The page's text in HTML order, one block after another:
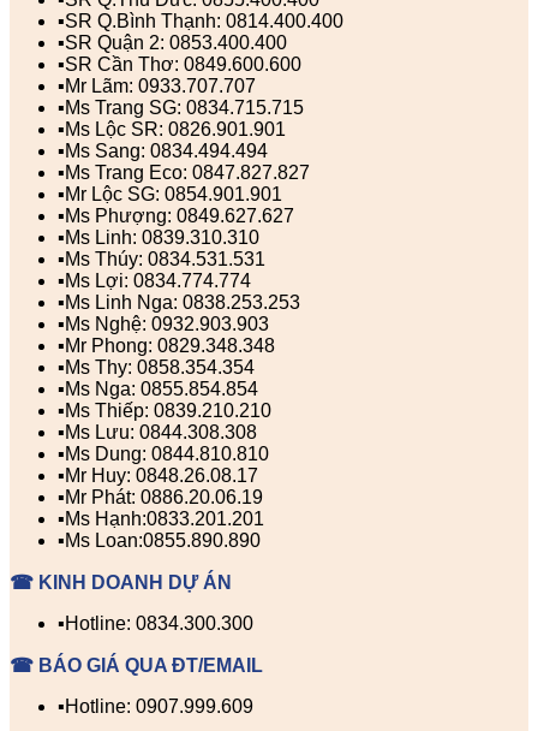
▪️SR Q.Bình Thạnh: 0814.400.400
▪️SR Quận 2: 0853.400.400
▪️SR Cần Thơ: 0849.600.600
▪️Mr Lãm: 0933.707.707
▪️Ms Trang SG: 0834.715.715
▪️Ms Lộc SR: 0826.901.901
▪️Ms Sang: 0834.494.494
▪️Ms Trang Eco: 0847.827.827
▪️Mr Lộc SG: 0854.901.901
▪️Ms Phượng: 0849.627.627
▪️Ms Linh: 0839.310.310
▪️Ms Thúy: 0834.531.531
▪️Ms Lợi: 0834.774.774
▪️Ms Linh Nga: 0838.253.253
▪️Ms Nghệ: 0932.903.903
▪️Mr Phong: 0829.348.348
▪️Ms Thy: 0858.354.354
▪️Ms Nga: 0855.854.854
▪️Ms Thiếp: 0839.210.210
▪️Ms Lưu: 0844.308.308
▪️Ms Dung: 0844.810.810
▪️Mr Huy: 0848.26.08.17
▪️Mr Phát: 0886.20.06.19
▪️Ms Hạnh:0833.201.201
▪️Ms Loan:0855.890.890
☎ KINH DOANH DỰ ÁN
▪️Hotline: 0834.300.300
☎ BÁO GIÁ QUA ĐT/EMAIL
▪️Hotline: 0907.999.609